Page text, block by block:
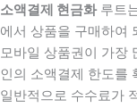
소액결제 현금화루트
에서 상품을 구매하여
모바일 상품권이 가장
인의 소액결제 한도를
일반적으로 수수료가